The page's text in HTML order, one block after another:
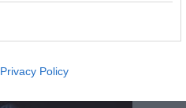
Privacy Policy